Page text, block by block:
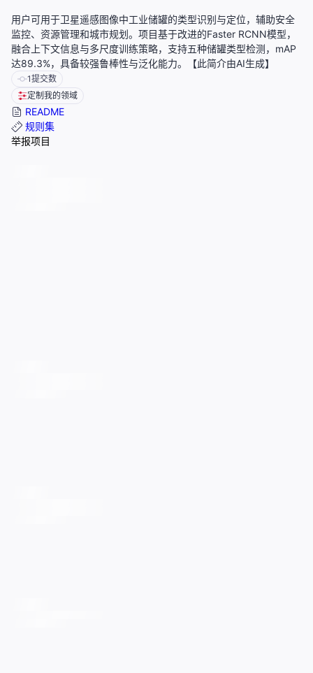
用户可用于卫星遥感图像中工业储罐的类型识别与定位，辅助安全
监控、资源管理和城市规划。项目基于改进的Faster RCNN模型，
融合上下文信息与多尺度训练策略，支持五种储罐类型检测，mAP
达89.3%，具备较强鲁棒性与泛化能力。【此简介由AI生成】
1提交数
定制我的领域
README
规则集
举报项目